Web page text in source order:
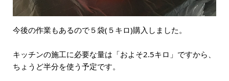
今後の作業もあるので５袋(５キロ)購入しました。
キッチンの施工に必要な量は「およそ2.5キロ」ですから、
ちょうど半分を使う予定です。